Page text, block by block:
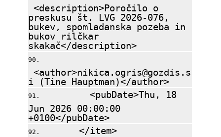
<description>Poročilo o
preskusu št. LVG 2026-076,
bukev, spomladanska pozeba in
bukov rilčkar
skakač</description>
<author>nikica.ogris@gozdis.s
i (Tine Hauptman)</author>
<pubDate>Thu, 18
Jun 2026 00:00:00
+0100</pubDate>
</item>